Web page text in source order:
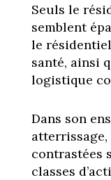
Seuls le
semblent
le
santé, ainsi
logistique
Dans son
contrastées
classes